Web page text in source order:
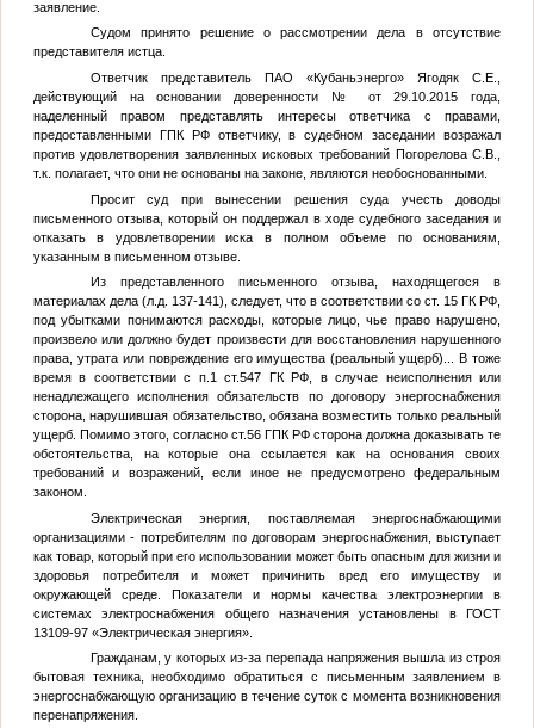
заявление.
Судом принято решение о рассмотрении дела в отсутствие
представителя истца.
Ответчик представитель ПАО «Кубаньэнерго» Ягодяк С.Е.,
действующий на основании доверенности №
от 29.10.2015 года,
наделенный правом представлять интересы ответчика с правами,
предоставленными ГПК РФ ответчику, в судебном заседании возражал
против удовлетворения заявленных исковых требований Погорелова С.В.,
т.к. полагает, что они не основаны на законе, являются необоснованными.
Просит суд при вынесении решения суда учесть доводы
письменного отзыва, который он поддержал в ходе судебного заседания и
отказать в удовлетворении иска в полном объеме по основаниям,
указанным в письменном отзыве.
Из представленного письменного отзыва, находящегося в
материалах дела (л.д. 137-141), следует, что в соответствии со ст. 15 ГК РФ,
под убытками понимаются расходы, которые лицо, чье право нарушено,
произвело или должно будет произвести для восстановления нарушенного
права, утрата или повреждение его имущества (реальный ущерб)... В тоже
время в соответствии с п.1 ст.547 ГК РФ, в случае неисполнения или
ненадлежащего исполнения обязательств по договору энергоснабжения
сторона, нарушившая обязательство, обязана возместить только реальный
ущерб. Помимо этого, согласно ст.56 ГПК РФ сторона должна доказывать те
обстоятельства, на которые она ссылается как на основания своих
требований и возражений, если иное не предусмотрено федеральным
законом.
Электрическая энергия, поставляемая энергоснабжающими
организациями - потребителям по договорам энергоснабжения, выступает
как товар, который при его использовании может быть опасным для жизни и
здоровья потребителя и может причинить вред его имуществу и
окружающей среде. Показатели и нормы качества электроэнергии в
системах электроснабжения общего назначения установлены в ГОСТ
13109-97 «Электрическая энергия».
Гражданам, у которых из-за перепада напряжения вышла из строя
бытовая техника, необходимо обратиться с письменным заявлением в
энергоснабжающую организацию в течение суток с момента возникновения
перенапряжения.